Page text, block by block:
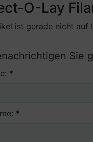
O-Lay
ist gerade nicht auf
Sie
*
*